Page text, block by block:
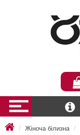
Жіноча білизна